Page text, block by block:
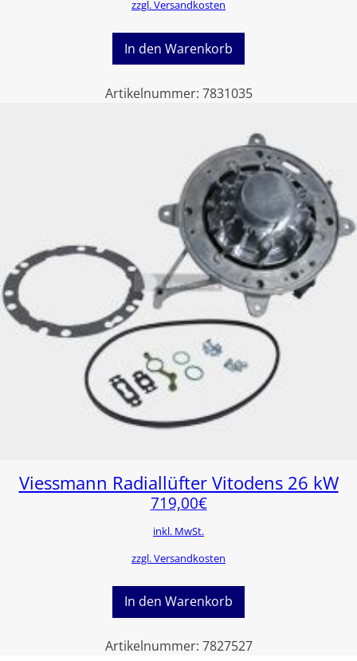
zzgl. Versandkosten
In den Warenkorb
Artikelnummer: 7831035
Viessmann Radiallüfter Vitodens 26 kW
719,00€
inkl. MwSt.
zzgl. Versandkosten
In den Warenkorb
Artikelnummer: 7827527